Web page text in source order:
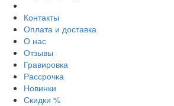
Контакты
Оплата и доставка
О нас
Отзывы
Гравировка
Рассрочка
Новинки
Скидки %